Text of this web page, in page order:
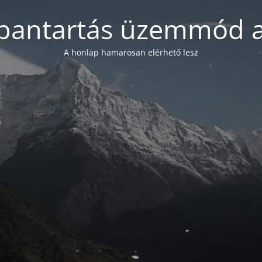
üzemmód
A honlap hamarosan elérhető lesz